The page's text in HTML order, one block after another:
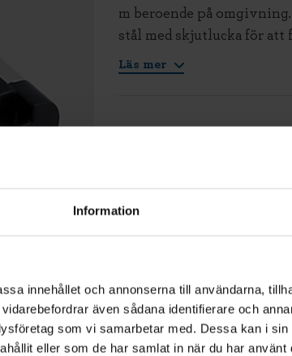
Information
innehållet och annonserna till användarna,
även sådana identifierare och
som vi samarbetar med. Dessa kan i
eller som de har samlat in när du har använt
m beroende på
stål med skjutlucka för
Läs mer